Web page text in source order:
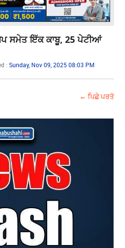
ਸਮੇਤ ਇੱਕ ਕਾਬੂ, 25 ਪੇਟੀਆਂ
:Sunday, Nov 09, 2025 08:03 PM
← ਪਿਛੇ ਪਰਤੋ